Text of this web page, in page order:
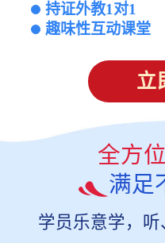
持证外教1对1
趣味性互动课堂
立
全方
满足
学员乐意学，